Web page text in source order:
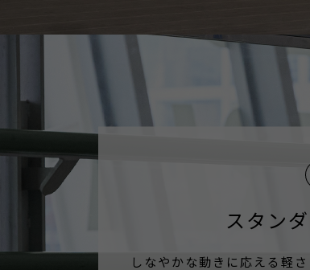
スタン
しなやかな動きに応える軽